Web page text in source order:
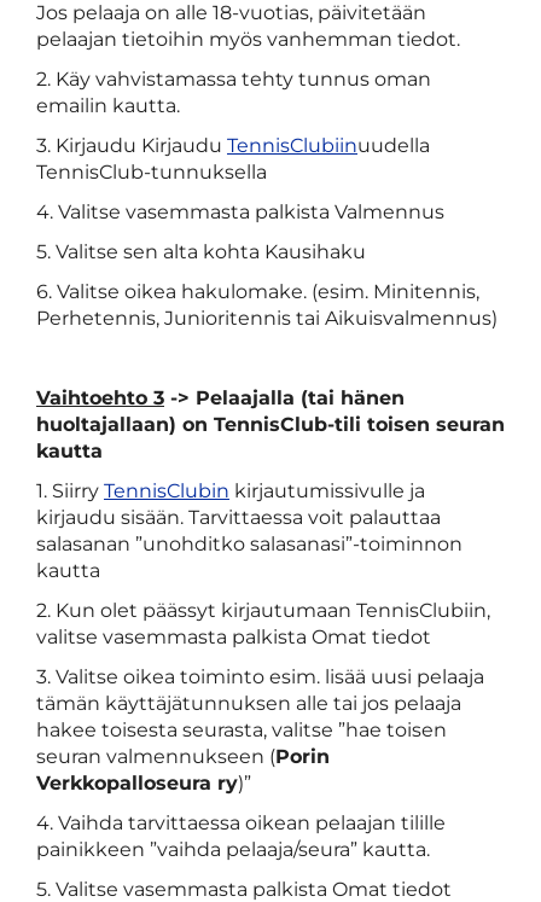
Jos pelaaja on alle 18-vuotias, päivitetään
pelaajan tietoihin myös vanhemman tiedot.
2. Käy vahvistamassa tehty tunnus oman
emailin kautta.
3. Kirjaudu Kirjaudu TennisClubiinuudella
TennisClub-tunnuksella
4. Valitse vasemmasta palkista Valmennus
5. Valitse sen alta kohta Kausihaku
6. Valitse oikea hakulomake. (esim. Minitennis,
Perhetennis, Junioritennis tai Aikuisvalmennus)
Vaihtoehto 3 -> Pelaajalla (tai hänen
huoltajallaan) on TennisClub-tili toisen seuran
kautta
1. Siirry TennisClubin kirjautumissivulle ja
kirjaudu sisään. Tarvittaessa voit palauttaa
salasanan ”unohditko salasanasi”-toiminnon
kautta
2. Kun olet päässyt kirjautumaan TennisClubiin,
valitse vasemmasta palkista Omat tiedot
3. Valitse oikea toiminto esim. lisää uusi pelaaja
tämän käyttäjätunnuksen alle tai jos pelaaja
hakee toisesta seurasta, valitse ”hae toisen
seuran valmennukseen (Porin
Verkkopalloseura ry)”
4. Vaihda tarvittaessa oikean pelaajan tilille
painikkeen ”vaihda pelaaja/seura” kautta.
5. Valitse vasemmasta palkista Omat tiedot